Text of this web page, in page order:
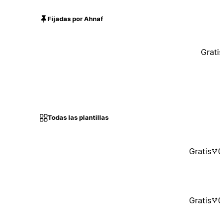
Fijadas por Ahnaf
Todas las plantillas
Gratis
Gratis